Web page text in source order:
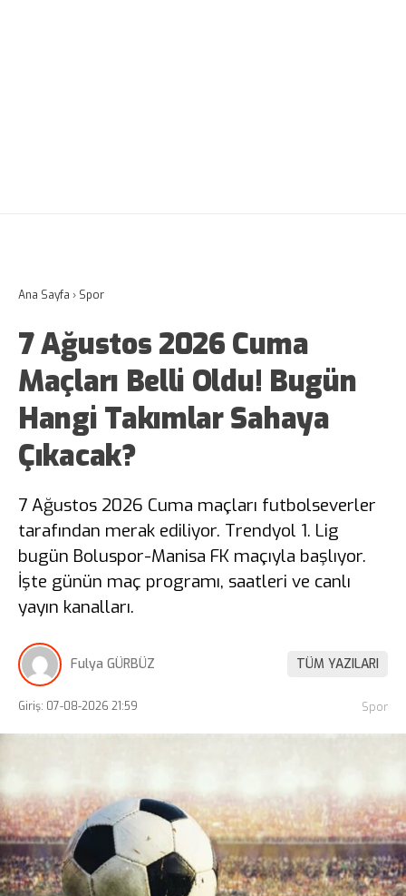
Ana Sayfa › Spor
7 Ağustos 2026 Cuma
Maçları Belli Oldu! Bugün
Hangi Takımlar Sahaya
Çıkacak?
7 Ağustos 2026 Cuma maçları futbolseverler
tarafından merak ediliyor. Trendyol 1. Lig
bugün Boluspor-Manisa FK maçıyla başlıyor.
İşte günün maç programı, saatleri ve canlı
yayın kanalları.
Fulya GÜRBÜZ TÜM YAZILARI
Giriş: 07-08-2026 21:59 Spor